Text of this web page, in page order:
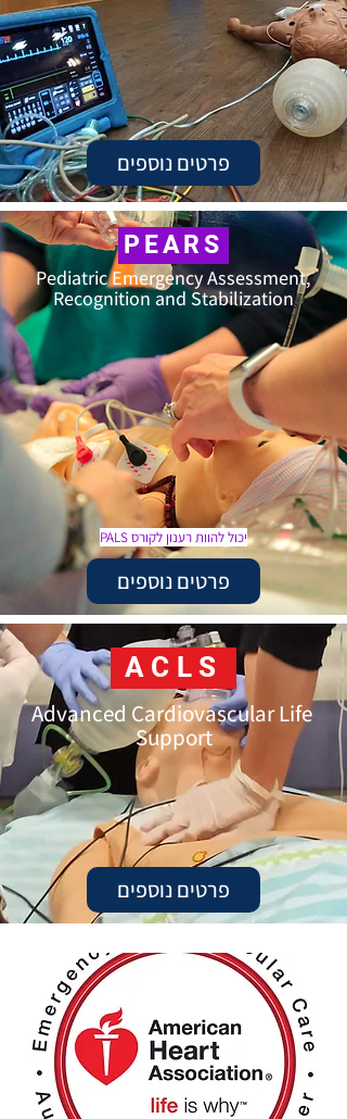
פרטים נוספים
P E A R S
Pediatric Emergency Assessment,
Recognition and Stabilization
יכול להוות רענון לקורס PALS
פרטים נוספים
Advanced Cardiovascular Life
Support
פרטים נוספים